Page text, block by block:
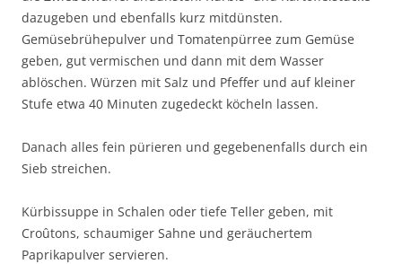
dazugeben und ebenfalls kurz mitdünsten.
Gemüsebrühepulver und Tomatenpürree zum Gemüse
geben, gut vermischen und dann mit dem Wasser
ablöschen. Würzen mit Salz und Pfeffer und auf kleiner
Stufe etwa 40 Minuten zugedeckt köcheln lassen.
Danach alles fein pürieren und gegebenenfalls durch ein
Sieb streichen.
Kürbissuppe in Schalen oder tiefe Teller geben, mit
Croûtons, schaumiger Sahne und geräuchertem
Paprikapulver servieren.